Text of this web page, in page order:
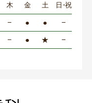
木 金 土 日・祝
− ● ● −
− ● ★ −